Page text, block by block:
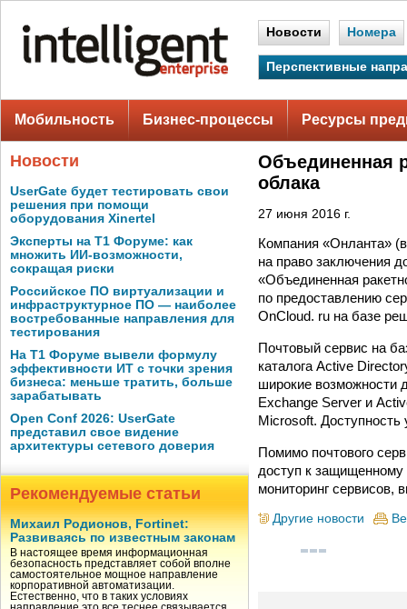
Новости Номера
Перспективные
Мобильность Бизнес-процессы Ресурсы
Новости
UserGate будет тестировать свои
решения при помощи
оборудования Xinertel
Эксперты на Т1 Форуме: как
множить ИИ-возможности,
сокращая риски
Российское ПО виртуализации и
инфраструктурное ПО — наиболее
востребованные направления для
тестирования
На Т1 Форуме вывели формулу
эффективности ИТ с точки зрения
бизнеса: меньше тратить, больше
зарабатывать
Open Conf 2026: UserGate
представил свое видение
архитектуры сетевого доверия
Рекомендуемые статьи
Михаил Родионов, Fortinet:
Развиваясь по известным законам
В настоящее время информационная
безопасность представляет собой вполне
самостоятельное мощное направление
корпоративной автоматизации.
Естественно, что в таких условиях
Объединенная
облака
27 июня 2016 г.
Компания «Онланта»
на право заключения
«Объединенная
по предоставлению
OnCloud. ru на базе
Почтовый сервис на
каталога Active
широкие возможности
Exchange Server и
Microsoft. Доступность
Помимо почтового
доступ к защищенному
мониторинг сервисов,
Другие новости